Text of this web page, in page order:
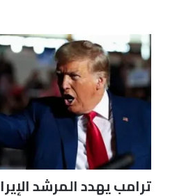
ترامب يهدد المرشد